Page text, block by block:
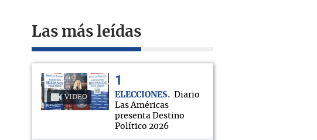
Las más leídas
VIDEO ELECCIONES
Diario
Las Américas
presenta Destino
Político 2026